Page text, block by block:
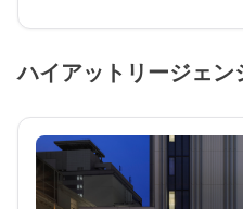
ハイアットリージェン